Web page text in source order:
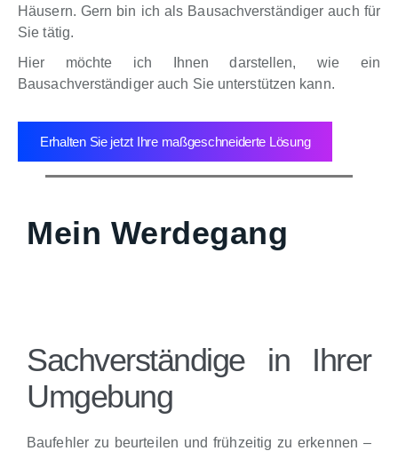
Häusern. Gern bin ich als Bausachverständiger auch für
Sie tätig.
Hier möchte ich Ihnen darstellen, wie ein
Bausachverständiger auch Sie unterstützen kann.
Erhalten Sie jetzt Ihre maßgeschneiderte Lösung
Mein Werdegang
Sachverständige in Ihrer
Umgebung
Baufehler zu beurteilen und frühzeitig zu erkennen –